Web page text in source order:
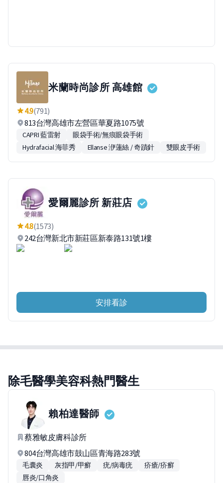
米蘭時尚診所 高雄館
4.9(791)
813台灣高雄市左營區華夏路1075號
CAPRI 藍雷射
眼袋手術/無痕眼袋手術
Hydrafacial 海菲秀
Ellanse 洢蓮絲 / 奇蹟針 雙眼皮手術
愛爾麗診所 新莊店
4.8(1573)
242台灣新北市新莊區新泰路131號1樓
安排看診
除毛醫學美容科熱門醫生
賴柏達醫師
蔡雅敏皮膚科診所
804台灣高雄市鼓山區青海路283號
毛囊炎 灰指甲/甲癬 疣/病毒疣
疥瘡/疥癬
唇炎/口角炎